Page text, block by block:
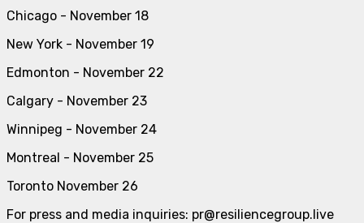
Chicago - November 18
New York - November 19
Edmonton - November 22
Calgary - November 23
Winnipeg - November 24
Montreal - November 25
Toronto November 26
For press and media inquiries: pr@resiliencegroup.live